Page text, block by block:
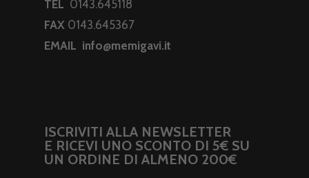
TEL 0143.645118
FAX 0143.645367
EMAIL info@memigavi.it
ISCRIVITI ALLA NEWSLETTER
E RICEVI UNO SCONTO DI 5€ SU
UN ORDINE DI ALMENO 200€